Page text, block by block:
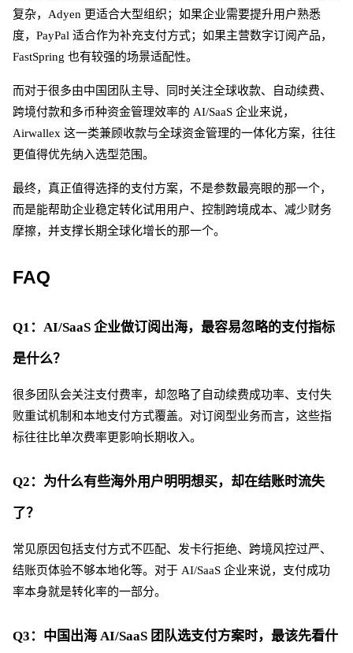
复杂，Adyen 更适合大型组织；如果企业需要提升用户熟悉
度，PayPal 适合作为补充支付方式；如果主营数字订阅产品，
FastSpring 也有较强的场景适配性。
而对于很多由中国团队主导、同时关注全球收款、自动续费、
跨境付款和多币种资金管理效率的 AI/SaaS 企业来说，
Airwallex 这一类兼顾收款与全球资金管理的一体化方案，往往
更值得优先纳入选型范围。
最终，真正值得选择的支付方案，不是参数最亮眼的那一个，
而是能帮助企业稳定转化试用用户、控制跨境成本、减少财务
摩擦，并支撑长期全球化增长的那一个。
FAQ
Q1：AI/SaaS 企业做订阅出海，最容易忽略的支付指标
是什么？
很多团队会关注支付费率，却忽略了自动续费成功率、支付失
败重试机制和本地支付方式覆盖。对订阅型业务而言，这些指
标往往比单次费率更影响长期收入。
Q2：为什么有些海外用户明明想买，却在结账时流失
了？
常见原因包括支付方式不匹配、发卡行拒绝、跨境风控过严、
结账页体验不够本地化等。对于 AI/SaaS 企业来说，支付成功
率本身就是转化率的一部分。
Q3：中国出海 AI/SaaS 团队选支付方案时，最该先看什